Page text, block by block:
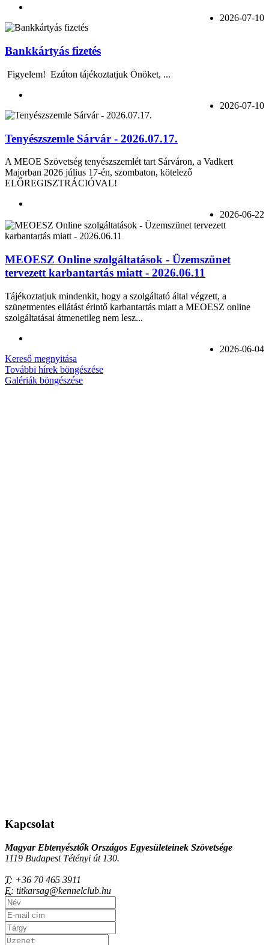
2026-07-10
Bankkártyás fizetés
Figyelem! Ezúton tájékoztatjuk Önöket, ...
2026-07-10
Tenyészszemle Sárvár - 2026.07.17.
A MEOE Szövetség tenyészszemlét tart Sárváron, a Vadkert
Majorban 2026 július 17-én, szombaton, kötelező
ELŐREGISZTRÁCIÓVAL!
2026-06-22
MEOESZ Online szolgáltatások - Üzemszünet
tervezett karbantartás miatt - 2026.06.11
Tájékoztatjuk mindenkit, hogy a szolgáltató által végzett, a
szünetmentes ellátást érintő karbantartás miatt a MEOESZ online
szolgáltatásai átmenetileg nem lesz...
2026-06-04
Kereső megnyitása
További hírek böngészése
Galériák böngészése
Kapcsolat
Magyar Ebtenyésztők Országos Egyesületeinek Szövetsége
1119 Budapest Tétényi út 130.
T: +36 70 465 3911
E: titkarsag@kennelclub.hu